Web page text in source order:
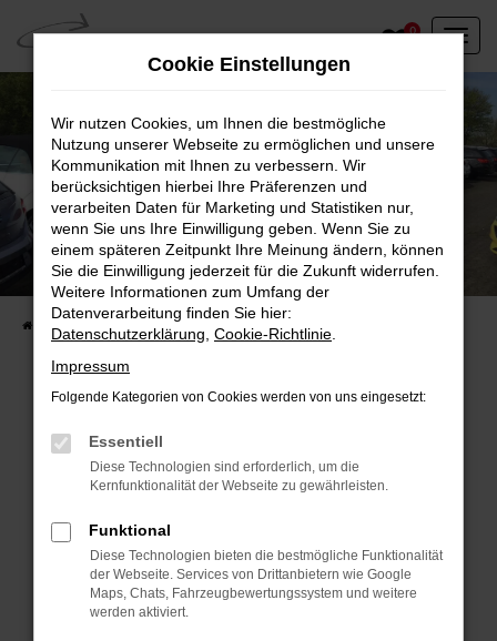
Zum
Hauptinhalt
springen
0
Unser Fahrzeugbestand vor Ort
Entdecken Sie unsere sofort verfügbaren
Fahrzeugangebote
Fehler: Network Error
Beim Laden ist ein Fehler aufgetreten.
Hier sind ein paar Tipps, die dir helfen können:
Überprüfe deine Firewall und deine
Internetverbindung.
Laden andere Webseiten, zum Beispiel deine
Suchmaschine?
Cookie Einstellungen
Wir nutzen Cookies, um Ihnen die bestmögliche
Nutzung unserer Webseite zu ermöglichen und unsere
Kommunikation mit Ihnen zu verbessern. Wir
berücksichtigen hierbei Ihre Präferenzen und
verarbeiten Daten für Marketing und Statistiken nur,
wenn Sie uns Ihre Einwilligung geben. Wenn Sie zu
einem späteren Zeitpunkt Ihre Meinung ändern, können
Sie die Einwilligung jederzeit für die Zukunft widerrufen.
Weitere Informationen zum Umfang der
Datenverarbeitung finden Sie hier:
Datenschutzerklärung Cookie-Richtlinie
Impressum
Folgende Kategorien von Cookies werden von uns eingesetzt:
Essentiell
Diese Technologien sind erforderlich, um die
Kernfunktionalität der Webseite zu gewährleisten.
Funktional
Diese Technologien bieten die bestmögliche Funktionalität
der Webseite. Services von Drittanbietern wie Google
Maps, Chats, Fahrzeugbewertungssystem und weitere
werden aktiviert.